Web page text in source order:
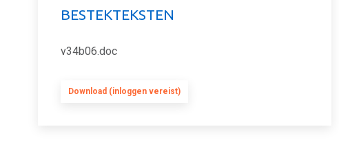
BESTEKTEKSTEN
v34b06.doc
Download (inloggen vereist)